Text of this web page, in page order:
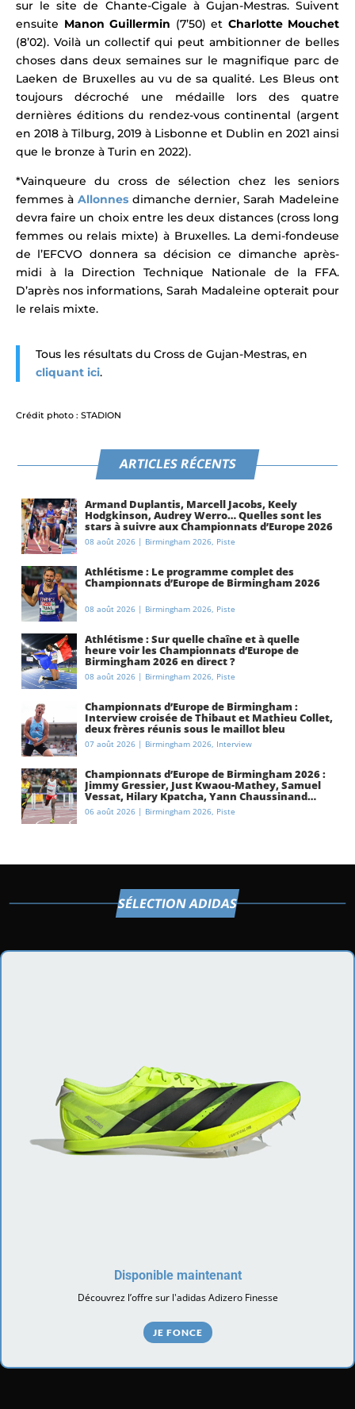
sur le site de Chante-Cigale à Gujan-Mestras.Suivent
ensuite Manon Guillermin (7’50) et Charlotte Mouchet
(8’02). Voilà un collectif qui peut ambitionner de belles
choses dans deux semaines sur le magnifique parc de
Laeken de Bruxelles au vu de sa qualité. Les Bleus ont
toujours décroché une médaille lors des quatre
dernières éditions du rendez-vous continental (argent
en 2018 à Tilburg, 2019 à Lisbonne et Dublin en 2021 ainsi
que le bronze à Turin en 2022).
*Vainqueure du cross de sélection chez les seniors
femmes à Allonnesdimanche dernier, Sarah Madeleine
devra faire un choix entre les deux distances (cross long
femmes ou relais mixte) à Bruxelles. La demi-fondeuse
de l’EFCVO donnera sa décision ce dimanche après-
midi à la Direction Technique Nationale de la FFA.
D’après nos informations, Sarah Madaleine opterait pour
le relais mixte.
Tous les résultats du Cross de Gujan-Mestras, en
cliquant ici.
Crédit photo : STADION
ARTICLES RÉCENTS
Armand Duplantis, Marcell Jacobs, Keely
Hodgkinson, Audrey Werro… Quelles sont les
stars à suivre aux Championnats d’Europe 2026
à Birmingham ?
08 août 2026 | Birmingham 2026, Piste
Athlétisme : Le programme complet des
Championnats d’Europe de Birmingham 2026
08 août 2026 | Birmingham 2026, Piste
Athlétisme : Sur quelle chaîne et à quelle
heure voir les Championnats d’Europe de
Birmingham 2026 en direct ?
08 août 2026 | Birmingham 2026, Piste
Championnats d’Europe de Birmingham :
Interview croisée de Thibaut et Mathieu Collet,
deux frères réunis sous le maillot bleu
07 août 2026 | Birmingham 2026, Interview
Championnats d’Europe de Birmingham 2026 :
Jimmy Gressier, Just Kwaou-Mathey, Samuel
Vessat, Hilary Kpatcha, Yann Chaussinand…
Présentation de l’équipe de France
d’athlétisme
06 août 2026 | Birmingham 2026, Piste
SÉLECTION ADIDAS
Disponible maintenant
Découvrez l’offre sur l'adidas Adizero Finesse
JE FONCE